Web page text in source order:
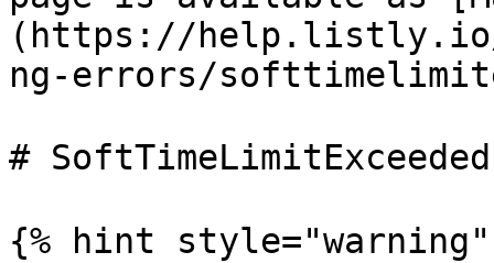
(https://help.listly.io/
ng-errors/
# SoftTimeLimitExceeded
{% hint style="warning"